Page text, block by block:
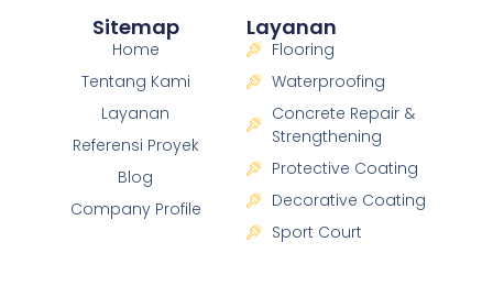
Sitemap
Home
Tentang Kami
Layanan
Referensi Proyek
Blog
Company Profile
Layanan
Flooring
Waterproofing
Concrete Repair &
Strengthening
Protective Coating
Decorative Coating
Sport Court